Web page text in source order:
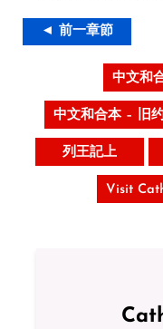
◄ 前一章節
中文和
中文和合本 – 旧
列王記上
Visit